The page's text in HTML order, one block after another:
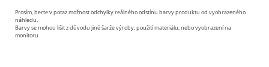
Prosím, berte v potaz možnost odchylky reálného odstínu barvy produktu od vyobrazeného
náhledu.
Barvy se mohou lišit z důvodu jiné šarže výroby, použití materiálu, nebo vyobrazení na
monitoru